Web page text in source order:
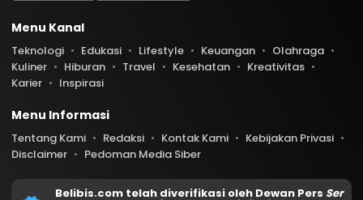
Menu Kanal
Teknologi Edukasi Lifestyle Keuangan
Olahraga
Kuliner
Hiburan Travel Kesehatan
Kreativitas
Karier
Inspirasi
Menu Informasi
Tentang Kami Redaksi Kontak Kami
Kebijakan Privasi
Disclaimer
Pedoman Media Siber
Belibis.com telah diverifikasi oleh Dewan Pers Ser